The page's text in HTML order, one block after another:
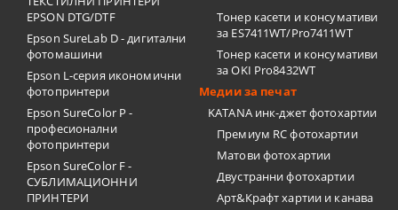
EPSON DTG/DTF
Epson SureLab D - дигитални
фотомашини
Epson L-серия икономични
фотопринтери
Epson SureColor P -
професионални
фотопринтери
Epson SureColor F -
СУБЛИМАЦИОННИ
ПРИНТЕРИ
Тонер касети и консумативи
за ES7411WT/Pro7411WT
Тонер касети и консумативи
за OKI Pro8432WT
Медии за печат
KATANA инк-джет фотохартии
Премиум RC фотохартии
Матови фотохартии
Двустранни фотохартии
Арт&Крафт хартии и канава